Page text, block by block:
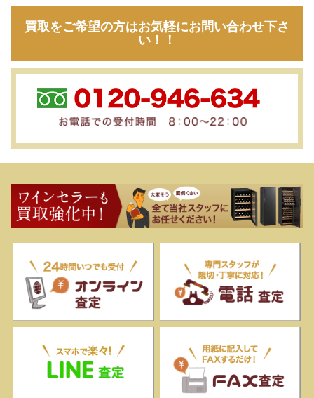
買取をご希望の方はお気軽にお問い合わせ下さ
い！！